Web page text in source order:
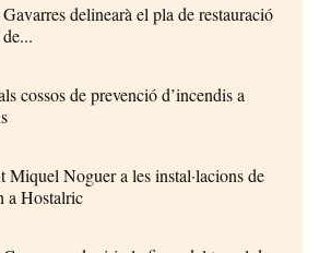
delinearà el pla de restauració
cossos de prevenció d’incendis a
Miquel Noguer a les instal·lacions de
a Hostalric